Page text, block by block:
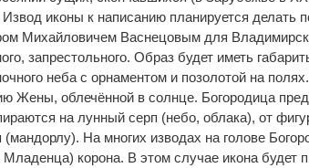
иконы к написанию планируется делать
Михайловичем Васнецовым для
запрестольного. Образ будет иметь
неба с орнаментом и позолотой на
Жены, облечённой в солнце. Богородица
на лунный серп (небо, облака), от
(мандорлу). На многих изводах на голове
Младенца) корона. В этом случае икона будет